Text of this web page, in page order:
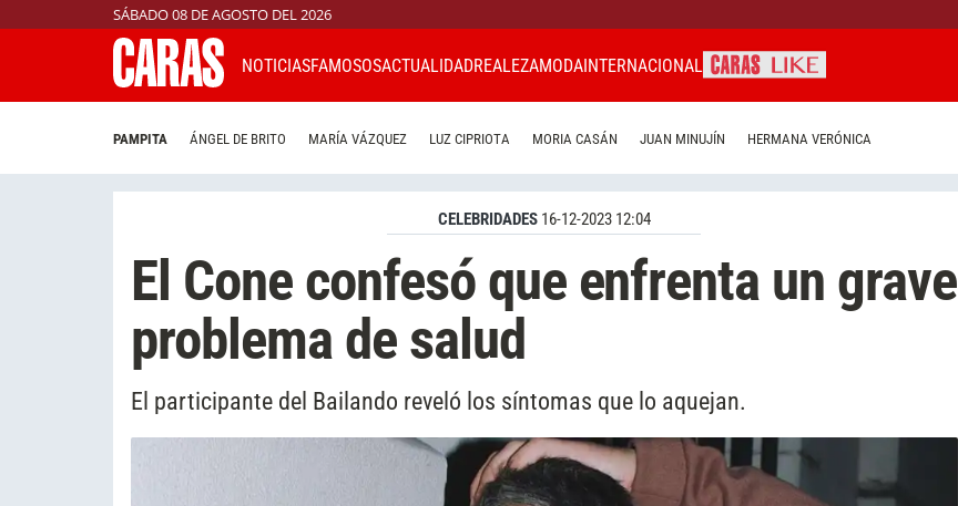
SÁBADO 08 DE AGOSTO DEL 2026
NOTICIASFAMOSOSACTUALIDADREALEZAMODAINTERNACIONAL
PAMPITA ÁNGEL DE BRITO MARÍA VÁZQUEZ LUZ CIPRIOTA MORIA CASÁN JUAN MINUJÍN HERMANA VERÓNICA
CELEBRIDADES 16-12-2023 12:04
El Cone confesó que enfrenta un grave
problema de salud
El participante del Bailando reveló los síntomas que lo aquejan.